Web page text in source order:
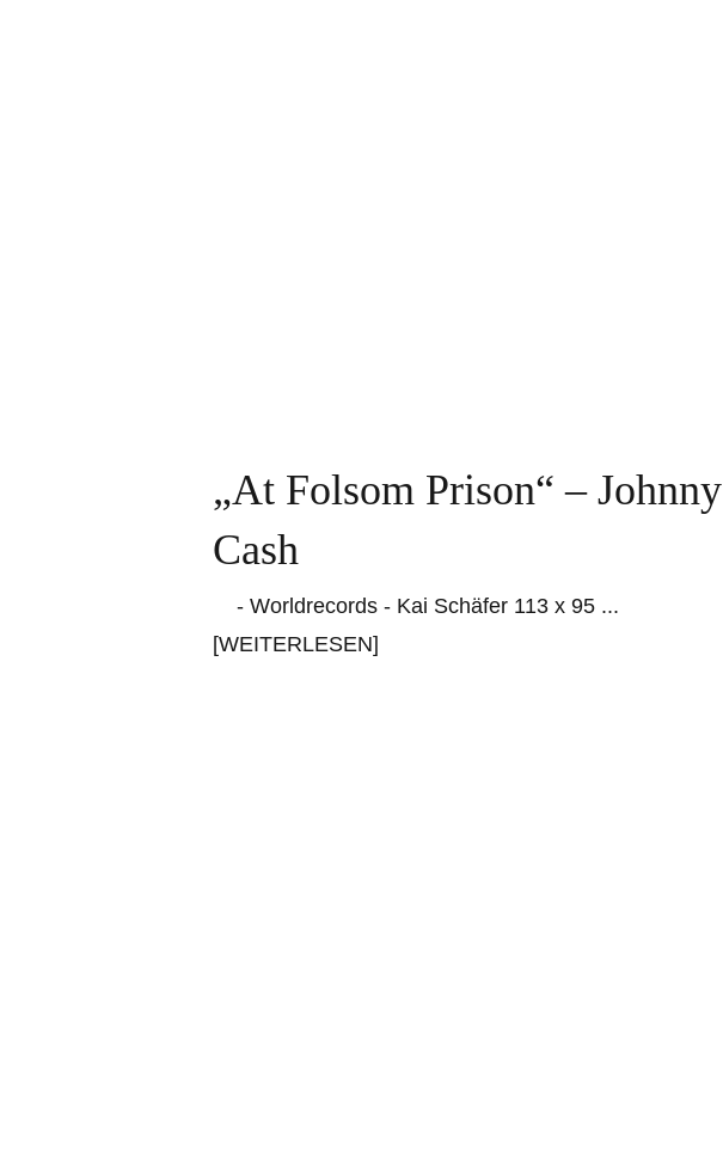
„At Folsom Prison“ – Johnny
Cash
- Worldrecords - Kai Schäfer 113 x 95 ...
[WEITERLESEN]